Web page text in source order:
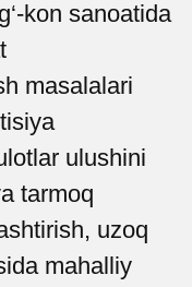
kon sanoatida
masalalari
ulushini
tarmoq
uzoq
mahalliy